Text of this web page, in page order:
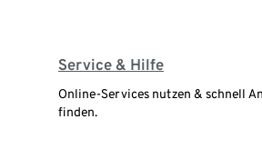
Service & Hilfe
Online-Services nutzen & schnell
finden.